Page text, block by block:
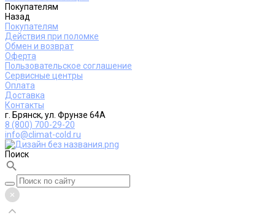
Покупателям
Назад
Покупателям
Действия при поломке
Обмен и возврат
Оферта
Пользовательское соглашение
Сервисные центры
Оплата
Доставка
Контакты
г. Брянск, ул. Фрунзе 64А
8 (800) 700-29-20
info@climat-cold.ru
Поиск